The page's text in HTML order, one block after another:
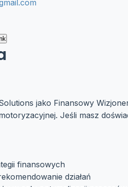
jako Finansowy
Jeśli masz
finansowych
działań